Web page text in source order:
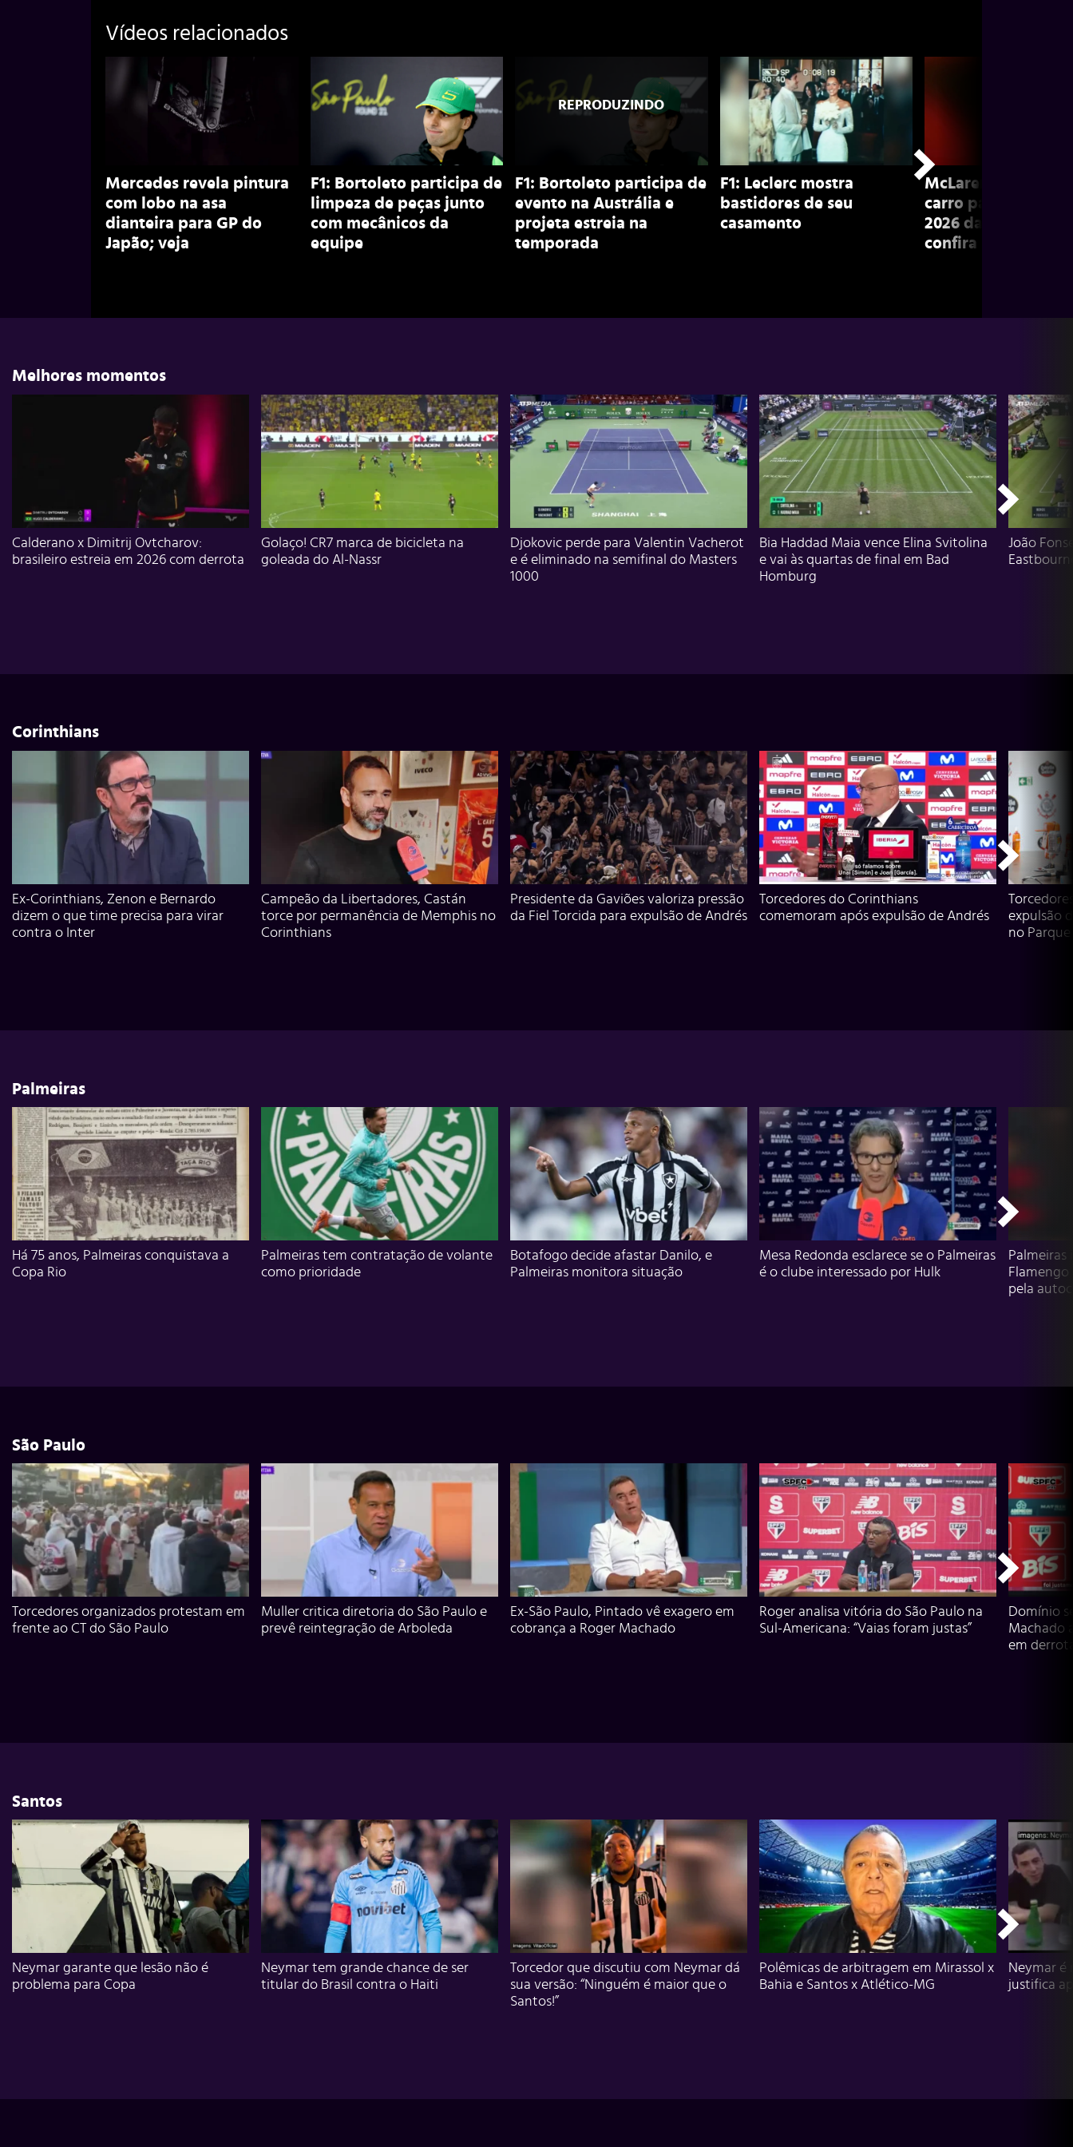
Vídeos relacionados
Mercedes revela pintura
com lobo na asa
dianteira para GP do
Japão; veja
F1: Bortoleto participa de
limpeza de peças junto
com mecânicos da
equipe
F1: Bortoleto participa de
evento na Austrália e
projeta estreia na
temporada
F1: Leclerc mostra
bastidores de seu
casamento
McLaren apresenta
carro para a
2026 da Fórmula 1;
confira
Melhores momentos
Calderano x Dimitrij Ovtcharov:
brasileiro estreia em 2026 com derrota
Golaço! CR7 marca de bicicleta na
goleada do Al-Nassr
Djokovic perde para Valentin Vacherot
e é eliminado na semifinal do Masters
1000
Bia Haddad Maia vence Elina Svitolina
e vai às quartas de final em Bad
Homburg
João
Corinthians
Ex-Corinthians, Zenon e Bernardo
dizem o que time precisa para virar
contra o Inter
Campeão da Libertadores, Castán
torce por permanência de Memphis no
Corinthians
Presidente da Gaviões valoriza pressão
da Fiel Torcida para expulsão de Andrés
Torcedores do Corinthians
comemoram após expulsão de Andrés
expulsão
no Parque
Palmeiras
Há 75 anos, Palmeiras conquistava a
Copa Rio
Palmeiras tem contratação de volante
como prioridade
Botafogo decide afastar Danilo, e
Palmeiras monitora situação
Mesa Redonda esclarece se o Palmeiras
é o clube interessado por Hulk
Flamengo
pela
São Paulo
Torcedores organizados protestam em
frente ao CT do São Paulo
Muller critica diretoria do São Paulo e
prevê reintegração de Arboleda
Ex-São Paulo, Pintado vê exagero em
cobrança a Roger Machado
Roger analisa vitória do São Paulo na
Sul-Americana: “Vaias foram justas”
Domínio
Machado
em
Santos
Neymar garante que lesão não é
problema para Copa
Neymar tem grande chance de ser
titular do Brasil contra o Haiti
Torcedor que discutiu com Neymar dá
sua versão: “Ninguém é maior que o
Santos!”
Polêmicas de arbitragem em Mirassol x
Bahia e Santos x Atlético-MG
Neymar é
justifica